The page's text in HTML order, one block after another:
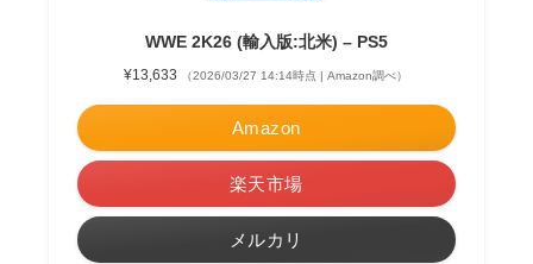
WWE 2K26 (輸入版:北米) – PS5
¥13,633 （2026/03/27 14:14時点 | Amazon調べ）
Amazon
楽天市場
メルカリ